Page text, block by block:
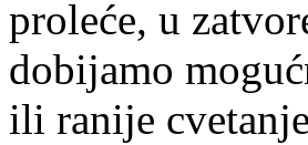
proleće, u
dobijamo
ili ranije